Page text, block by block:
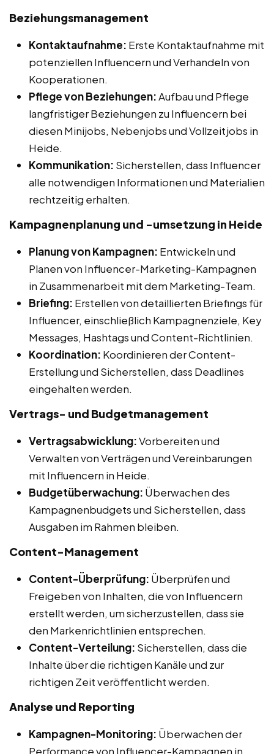
Beziehungsmanagement
Kontaktaufnahme: Erste Kontaktaufnahme mit
potenziellen Influencern und Verhandeln von
Kooperationen.
Pflege von Beziehungen:Aufbau und Pflege
langfristiger Beziehungen zu Influencern bei
diesen Minijobs, Nebenjobs und Vollzeitjobs in
Heide.
Kommunikation: Sicherstellen, dass Influencer
alle notwendigen Informationen und Materialien
rechtzeitig erhalten.
Kampagnenplanung und -umsetzung in Heide
Planung von Kampagnen: Entwickeln und
Planen von Influencer-Marketing-Kampagnen
in Zusammenarbeit mit dem Marketing-Team.
Briefing: Erstellen von detaillierten Briefings für
Influencer, einschließlich Kampagnenziele, Key
Messages, Hashtags und Content-Richtlinien.
Koordination: Koordinieren der Content-
Erstellung und Sicherstellen, dass Deadlines
eingehalten werden.
Vertrags- und Budgetmanagement
Vertragsabwicklung:Vorbereiten und
Verwalten von Verträgen und Vereinbarungen
mit Influencern in Heide.
Budgetüberwachung: Überwachen des
Kampagnenbudgets und Sicherstellen, dass
Ausgaben im Rahmen bleiben.
Content-Management
Content-Überprüfung: Überprüfen und
Freigeben von Inhalten, die von Influencern
erstellt werden, um sicherzustellen, dass sie
den Markenrichtlinien entsprechen.
Content-Verteilung: Sicherstellen, dass die
Inhalte über die richtigen Kanäle und zur
richtigen Zeit veröffentlicht werden.
Analyse und Reporting
Kampagnen-Monitoring: Überwachen der
Performance von Influencer-Kampagnen in